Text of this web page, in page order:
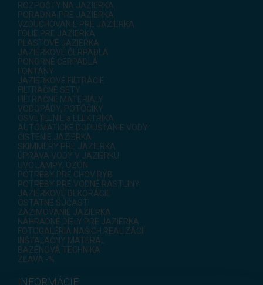
ROZPOČTY NA JAZIERKA
PORADŇA PRE JAZIERKA
VZDUCHOVANIE PRE JAZIERKA
FÓLIE PRE JAZIERKA
PLASTOVÉ JAZIERKA
JAZIERKOVÉ ČERPADLÁ
PONORNÉ ČERPADLÁ
FONTÁNY
JAZIERKOVÉ FILTRÁCIE
FILTRAČNÉ SETY
FILTRAČNÉ MATERIÁLY
VODOPÁDY, POTÔČIKY
OSVETLENIE a ELEKTRIKA
AUTOMATICKÉ DOPÚŠŤANIE VODY
ČISTENIE JAZIERKA
SKIMMERY PRE JAZIERKA
ÚPRAVA VODY V JAZIERKU
UVC LAMPY, OZÓN
POTREBY PRE CHOV RÝB
POTREBY PRE VODNÉ RASTLINY
JAZIERKOVÉ DEKORÁCIE
OSTATNÉ SÚČASTI
ZAZIMOVANIE JAZIERKA
NÁHRADNÉ DIELY PRE JAZIERKA
FOTOGALÉRIA NAŠICH REALIZÁCIÍ
INŠTALAČNÝ MATERÁL
BAZÉNOVÁ TECHNIKA
ZĽAVA -%
INFORMÁCIE